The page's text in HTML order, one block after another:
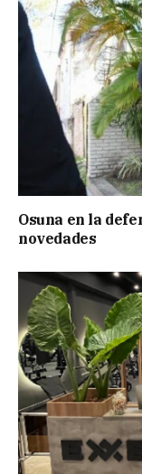
Osuna en la
novedades